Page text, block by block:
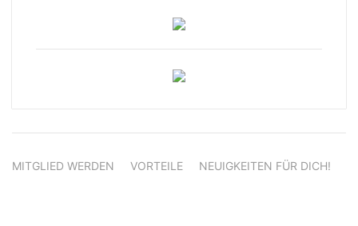
MITGLIED WERDEN VORTEILE NEUIGKEITEN FÜR DICH!